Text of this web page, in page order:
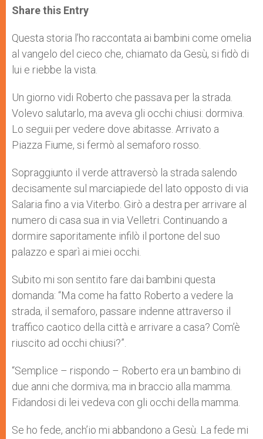
t
s
p
p
s
e
g
e
r
e
b
o
k
r
Share this Entry
Questa storia l’ho raccontata ai bambini come omelia
al vangelo del cieco che, chiamato da Gesù, si fidò di
lui e riebbe la vista.
Un giorno vidi Roberto che passava per la strada.
Volevo salutarlo, ma aveva gli occhi chiusi: dormiva.
Lo seguii per vedere dove abitasse. Arrivato a
Piazza Fiume, si fermò al semaforo rosso.
Sopraggiunto il verde attraversò la strada salendo
decisamente sul marciapiede del lato opposto di via
Salaria fino a via Viterbo. Girò a destra per arrivare al
numero di casa sua in via Velletri. Continuando a
dormire saporitamente infilò il portone del suo
palazzo e sparì ai miei occhi.
Subito mi son sentito fare dai bambini questa
domanda: “Ma come ha fatto Roberto a vedere la
strada, il semaforo, passare indenne attraverso il
traffico caotico della città e arrivare a casa? Com’è
riuscito ad occhi chiusi?”.
“Semplice – rispondo – Roberto era un bambino di
due anni che dormiva; ma in braccio alla mamma.
Fidandosi di lei vedeva con gli occhi della mamma.
Se ho fede, anch’io mi abbandono a Gesù. La fede mi